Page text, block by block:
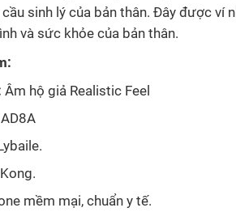
sinh lý của bản thân. Đây được ví
và sức khỏe của bản thân.
Âm hộ giả Realistic Feel
AD8A
mềm mại, chuẩn y tế.